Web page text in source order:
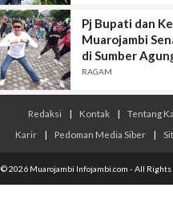
Pj Bupati dan
Muarojambi
di Sumber
RAGAM
Redaksi | Kontak |
Tentang
Karir
| Pedoman Media Siber |
© 2026 Muarojambi Infojambi.com - All Rights